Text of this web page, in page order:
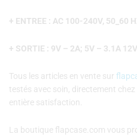
+ ENTREE : AC 100-240V, 50_60
+ SORTIE : 9V – 2A; 5V – 3.1A
Tous les articles en vente sur
testés avec soin, directement
entière satisfaction.
La boutique flapcase.com vous